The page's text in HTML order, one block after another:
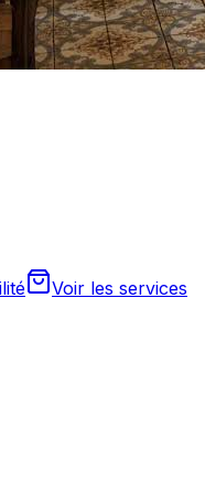
Voir les services